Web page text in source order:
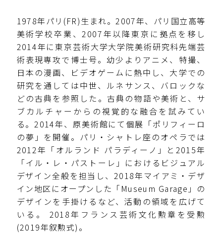
1978年パリ(FR)生まれ。2007年、パリ国立高等
美術学校卒業、2007年以降東京に拠点を移し
2014年に東京芸術大学大学院美術研究科先端芸
術表現専攻で博士号。幼少よりアニメ、特撮、
日本の漫画、ビデオゲームに熱中し、大学での
研究を通しては中世、ルネサンス、バロックな
どの古典を参照した。古典の物語や美術と、サ
ブカルチャーからの視覚的な融合を試みてい
る。2014年、原美術館にて個展「ポリフィーロ
の夢」を開催。パリ・シャトレ座のオペラでは
2012年「オルランド パラディーノ」と2015年
「イル・レ・パストーレ」におけるビジュアル
デザイン全般を担当し、2018年マイアミ・デザ
イン地区にオープンした「Museum Garage」の
デザインを手掛けるなど、活動の領域を広げて
いる。 2018年フランス芸術文化勲章を受勲
(2019年叙勲式)。